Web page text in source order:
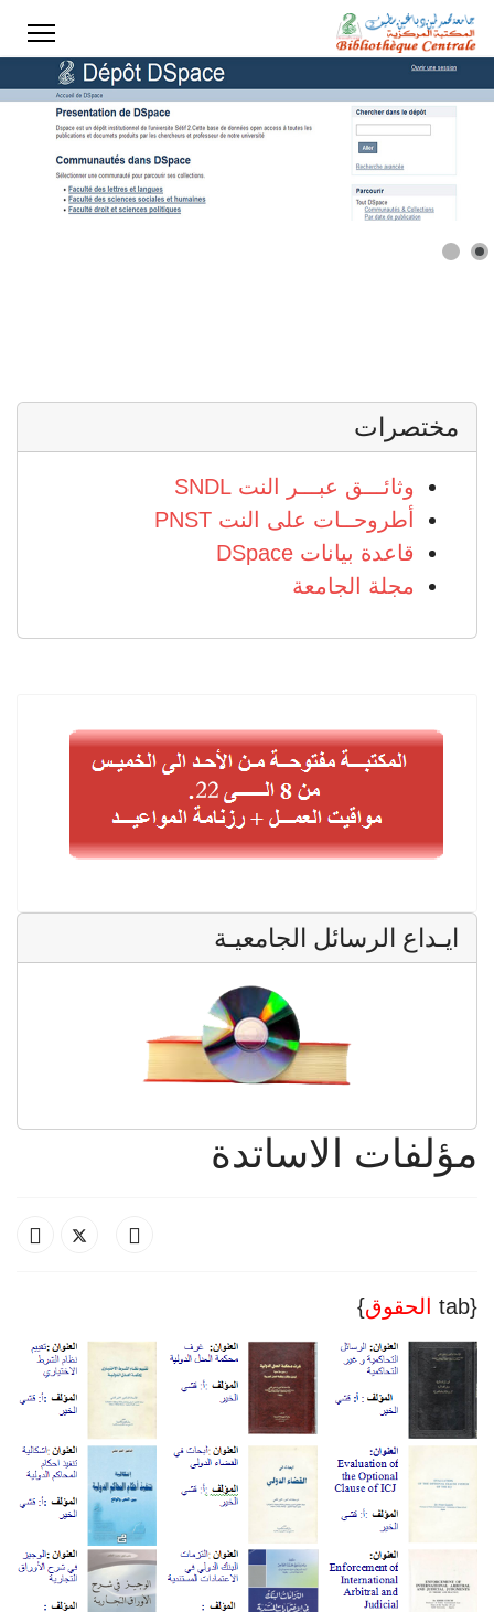
اختر لغتك
مختصرات
وثائـــق عبـــر النت SNDL
أطروحــات على النت PNST
قاعدة بيانات DSpace
مجلة الجامعة
ايـداع الرسائل الجامعيـة
مؤلفات الاساتدة
{tab الحقوق}